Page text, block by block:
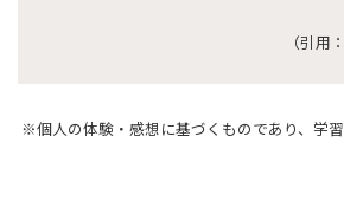
（引用：
※個人の体験・感想に基づくものであり、学